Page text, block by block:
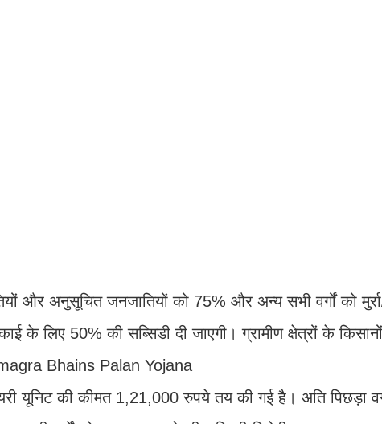
और अनुसूचित जनजातियों को 75% और अन्य सभी वर्गों को मुर्रा/
के लिए 50% की सब्सिडी दी जाएगी। ग्रामीण क्षेत्रों के
Bhains Palan Yojana
यूनिट की कीमत 1,21,000 रुपये तय की गई है। अति पिछड़ा